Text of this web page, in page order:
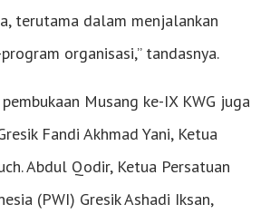
terutama dalam menjalankan
organisasi,” tandasnya.
Musang ke-IX KWG juga
Fandi Akhmad Yani, Ketua
Abdul Qodir, Ketua Persatuan
(PWI) Gresik Ashadi Iksan,